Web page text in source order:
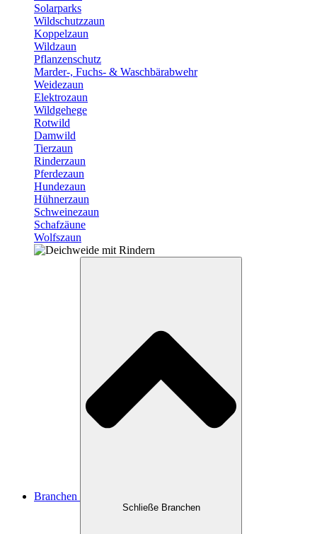
Solarparks
Wildschutzzaun
Koppelzaun
Wildzaun
Pflanzenschutz
Marder-, Fuchs- & Waschbärabwehr
Weidezaun
Elektrozaun
Wildgehege
Rotwild
Damwild
Tierzaun
Rinderzaun
Pferdezaun
Hundezaun
Hühnerzaun
Schweinezaun
Schafzäune
Wolfszaun
Branchen
Schließe Branchen